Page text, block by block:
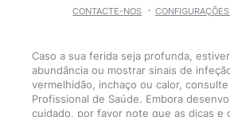
CONTACTE-NOS
Caso a sua ferida seja profunda,
abundância ou mostrar sinais de
vermelhidão, inchaço ou calor,
Profissional de Saúde. Embora
cuidado, por favor note que as dicas e